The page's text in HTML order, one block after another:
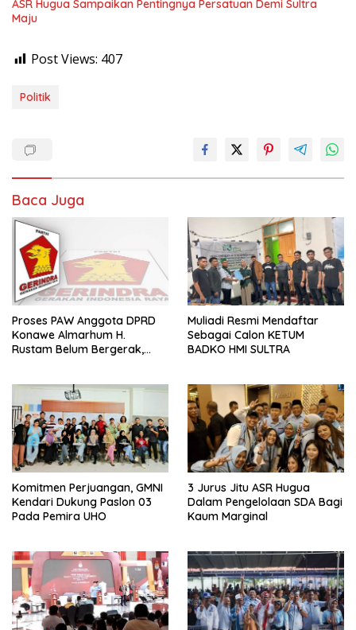
ASR Hugua Sampaikan Pentingnya Persatuan Demi Sultra
Maju
Post Views: 407
Politik
Baca Juga
Proses PAW Anggota DPRD
Konawe Almarhum H.
Rustam Belum Bergerak,
Muliadi Resmi Mendaftar
Sebagai Calon KETUM
BADKO HMI SULTRA
Komitmen Perjuangan, GMNI
Kendari Dukung Paslon 03
Pada Pemira UHO
3 Jurus Jitu ASR Hugua
Dalam Pengelolaan SDA Bagi
Kaum Marginal